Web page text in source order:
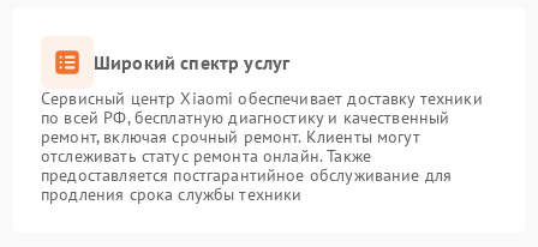
Широкий спектр услуг
Сервисный центр Xiaomi обеспечивает доставку техники
по всей РФ, бесплатную диагностику и качественный
ремонт, включая срочный ремонт. Клиенты могут
отслеживать статус ремонта онлайн. Также
предоставляется постгарантийное обслуживание для
продления срока службы техники